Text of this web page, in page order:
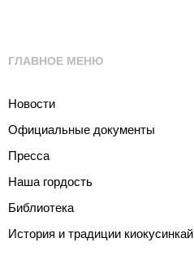
ГЛАВНОЕ МЕНЮ
Новости
Официальные документы
Пресса
Наша гордость
Библиотека
История и традиции киокусинкай